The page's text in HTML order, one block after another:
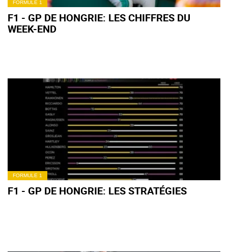
FORMULE 1
F1 - GP DE HONGRIE: LES CHIFFRES DU
WEEK-END
FORMULE 1
F1 - GP DE HONGRIE: LES STRATÉGIES